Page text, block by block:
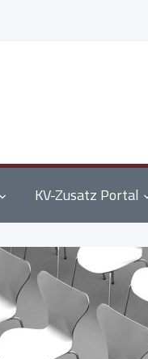
KV-Zusatz Portal